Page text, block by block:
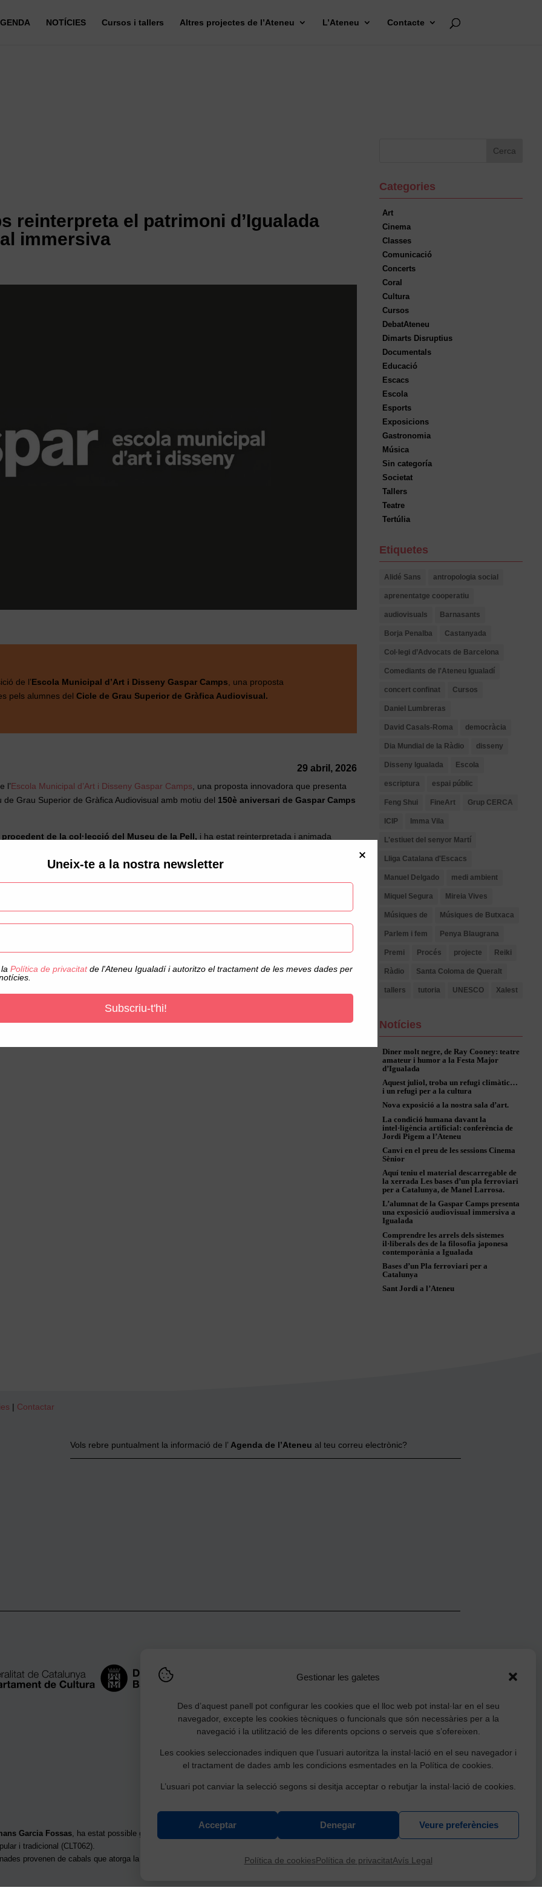
Gestionar les galetes
Des d’aquest panell pot configurar les cookies que el lloc web pot instal·lar en el seu
navegador, excepte les cookies tècniques o funcionals que són necessàries per a la
navegació i la utilització de les diferents opcions o serveis que s’ofereixen.
Les cookies seleccionades indiquen que l’usuari autoritza la instal·lació en el seu navegador i
el tractament de dades amb les condicions esmentades en la Política de cookies.
L’usuari pot canviar la selecció segons si desitja acceptar o rebutjar la instal·lació de cookies.
Acceptar Denegar Veure preferències
Política de cookiesPolítica de privacitatAvís Legal
Uneix-te a la nostra newsletter
Política de privacitatde l'Ateneu Igualadí i autoritzo el tractament de les meves dades per
Subscriu-t'hi!
NOTÍCIES Cursos i tallers Altres projectes de l’Ateneu L’Ateneu Contacte
reinterpreta el patrimoni d’Igualada
immersiva
de l’Escola Municipal d’Art i Disseny Gaspar Camps , una proposta
pels alumnes delCicle de Grau Superior de Gràfica Audiovisual.
29 abril, 2026
l’Escola Municipal d’Art i Disseny Gaspar Camps , una proposta innovadora que presenta
Grau Superior de Gràfica Audiovisual amb motiu del 150è aniversari de Gaspar Camps
procedent de la col·lecció del Museu de la Pell, i ha estat reinterpretada i animada
A través de la realitat augmentada, aquestes creacions transformen el cartell
amb les possibilitats que ofereixen les noves tecnologies, apropant l’art i la
Camps, amb la col·laboració delMuseu de la Pelli l’Ajuntament d’Igualada,
cultural i institucional.
impacte educatiu i social, ja que implica activament els joves en la reinterpretació d’un
Categories
Art
Cinema
Classes
Comunicació
Concerts
Coral
Cultura
Cursos
DebatAteneu
Dimarts Disruptius
Documentals
Educació
Escacs
Escola
Esports
Exposicions
Gastronomia
Música
Sin categoría
Societat
Tallers
Teatre
Tertúlia
Etiquetes
Alidé Sans antropologia social
aprenentatge cooperatiu
audiovisuals Barnasants
Borja Penalba Castanyada
Col·legi d’Advocats de Barcelona
Comediants de l'Ateneu Igualadí
concert confinat Cursos
Daniel Lumbreras
David Casals-Roma democràcia
Dia Mundial de la Ràdio disseny
Disseny Igualada Escola
escriptura espai públic
Feng Shui FineArt Grup CERCA
ICIP Imma Vila
L'estiuet del senyor Martí
Lliga Catalana d'Escacs
Manuel Delgado medi ambient
Miquel Segura Mireia Vives
Músiques de Músiques de Butxaca
Parlem i fem Penya Blaugrana
Premi Procés projecte Reiki
Ràdio Santa Coloma de Queralt
tallers tutoria UNESCO Xalest
Notícies
Diner molt negre, de Ray Cooney: teatre
amateur i humor a la Festa Major
d’Igualada
Aquest juliol, troba un refugi climàtic…
i un refugi per a la cultura
Nova exposició a la nostra sala d’art.
La condició humana davant la
intel·ligència artificial: conferència de
Jordi Pigem a l’Ateneu
Canvi en el preu de les sessions Cinema
Sènior
Aquí teniu el material descarregable de
la xerrada Les bases d’un pla ferroviari
per a Catalunya, de Manel Larrosa.
L’alumnat de la Gaspar Camps presenta
una exposició audiovisual immersiva a
Igualada
Comprendre les arrels dels sistemes
il·liberals des de la filosofia japonesa
contemporània a Igualada
Bases d’un Pla ferroviari per a
Catalunya
Sant Jordi a l’Ateneu
| Contactar
Vols rebre puntualment la informació de l’ Agenda de l’Ateneu al teu correu electrònic?
Garcia Fossas, ha estat possible gràcies a la subvenció per a la restauració, conservació i millora d'equipaments culturals
i tradicional (CLT062).
provenen de cabals que atorga la
Junta d’Herències de la Generalitat de Catalunya.